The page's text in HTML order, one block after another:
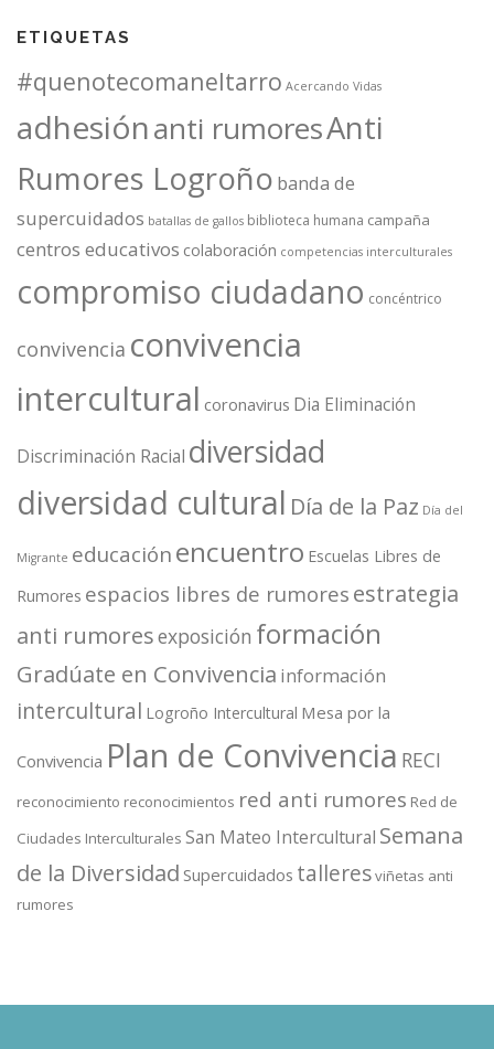
ETIQUETAS
#quenotecomaneltarro Acercando Vidas
adhesiónanti rumoresAnti
Rumores Logroño banda de
supercuidados batallas de gallos biblioteca humana campaña
centros educativos colaboración competencias interculturales
compromiso ciudadano concéntrico
convivencia convivencia
intercultural coronavirus Dia Eliminación
Discriminación Racial diversidad
diversidad cultural Día de la Paz Día del
Migrante educaciónencuentro Escuelas Libres de
Rumores espacios libres de rumores estrategia
anti rumoresexposición formación
Gradúate en Convivencia información
intercultural Logroño Intercultural Mesa por la
Convivencia Plan de Convivencia RECI
reconocimiento reconocimientos red anti rumores Red de
Ciudades Interculturales San Mateo Intercultural Semana
de la Diversidad Supercuidados talleresviñetas anti
rumores